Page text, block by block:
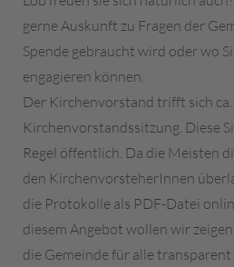
gerne Auskunft zu Fragen der
Spende gebraucht wird oder wo
engagieren können.
Der Kirchenvorstand trifft sich
Kirchenvorstandssitzung. Diese
Regel öffentlich. Da die Meisten
den KirchenvorsteherInnen
die Protokolle als PDF-Datei
diesem Angebot wollen wir
die Gemeinde für alle